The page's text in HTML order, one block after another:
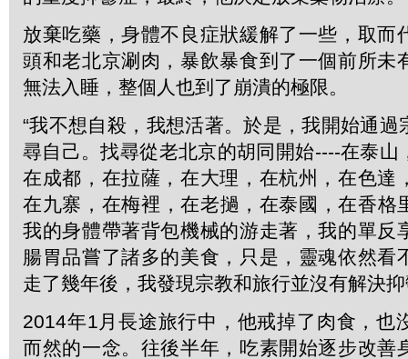
放棄吃藥，身體不良症狀緩解了一些，取而
頭和老北京涮肉，暴飲暴食到了一個前所未
無法入睡，整個人也到了崩潰的極限。
“我不想自殺，我想活著。於是，我開始通過
尋自己。找尋從老北京的胡同開始----在泰山
在成都，在拉薩，在大理，在杭州，在色達
在九寨，在梅裡，在老撾，在泰國，在香
我的身體帶著背包機械的游走著，我的單反
腸胃品嘗了諸多的美食，只是，靈魂依然看
走了幾年後，我發現宗教和旅行並沒有解決抑
2014年1月長途旅行中，他戒掉了肉食，也
而然的一念。往後半年，吃素開始逐步改善